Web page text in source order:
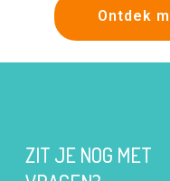
Ontdek
ZIT JE NOG MET